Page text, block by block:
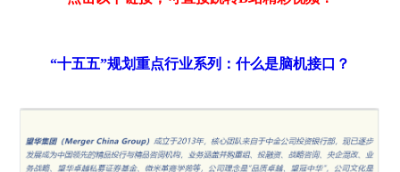
“十五五”规划重点行业系列：什么是脑机接口？